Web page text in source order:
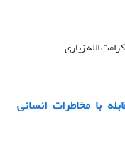
الله زیاری
با مخاطرات انسانی